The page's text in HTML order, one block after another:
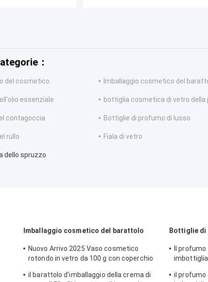
：
del cosmetico Imballaggio cosmetico del
essenziale bottiglia cosmetica di vetro della
contagoccia Bottiglie di profumo di lusso
rullo Fiala di vetro
dello spruzzo
Imballaggio cosmetico del barattolo
Nuovo Arrivo 2025 Vaso cosmetico
rotondo in vetro da 100 g con coperchio
pelle, maschera, crema per occhi e viso -
il barattolo d'imballaggio della crema di
Bottiglie di
Il
il profumo